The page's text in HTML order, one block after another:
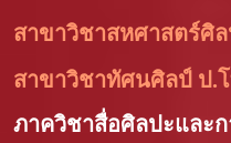
สาขาวิชาสหศาสตร์ศิล
สาขาวิชาทัศนศิลป์ ป.
ภาควิชาสื่อศิลปะและ